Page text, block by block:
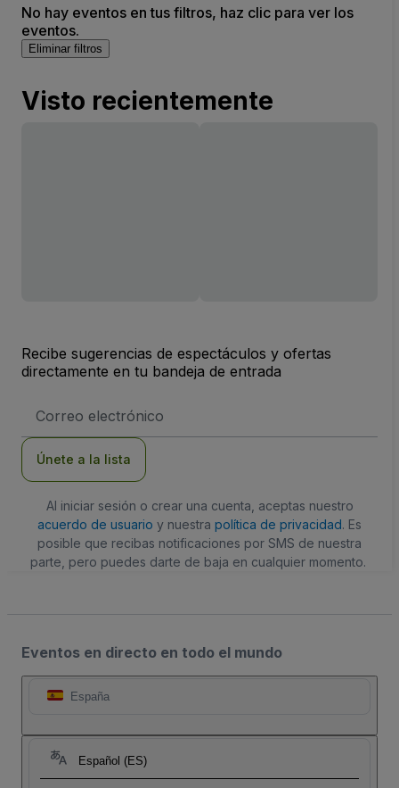
No hay eventos en tus filtros, haz clic para ver los
eventos.
Eliminar filtros
Visto recientemente
Recibe sugerencias de espectáculos y ofertas
directamente en tu bandeja de entrada
de
Únete a la lista
Al iniciar sesión o crear una cuenta, aceptas nuestro
acuerdo de usuario y nuestra política de privacidad. Es
posible que recibas notificaciones por SMS de nuestra
parte, pero puedes darte de baja en cualquier momento.
Eventos en directo en todo el mundo
España
Español (ES)